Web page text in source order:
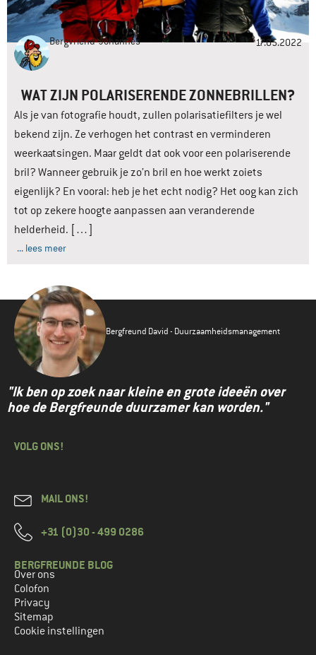
Bergvriend Johannes 17.05.2022
WAT ZIJN POLARISERENDE ZONNEBRILLEN?
Als je van fotografie houdt, zullen polarisatiefilters je wel
bekend zijn. Ze verhogen het contrast en verminderen
weerkaatsingen. Maar geldt dat ook voor een polariserende
bril? Wanneer gebruik je zo’n bril en hoe werkt zoiets
eigenlijk? En vooral: heb je het echt nodig? Het oog kan zich
tot op zekere hoogte aanpassen aan veranderende
helderheid. […]
... lees meer
Bergfreund David - Duurzaamheidsmanagement
"Ik ben op zoek naar kleine en grote ideeën over
hoe de Bergfreunde duurzamer kan worden."
VOLG ONS!
MAIL ONS!
+31 (0)30 - 499 0286
BERGFREUNDE BLOG
Over ons
Colofon
Privacy
Sitemap
Cookie instellingen